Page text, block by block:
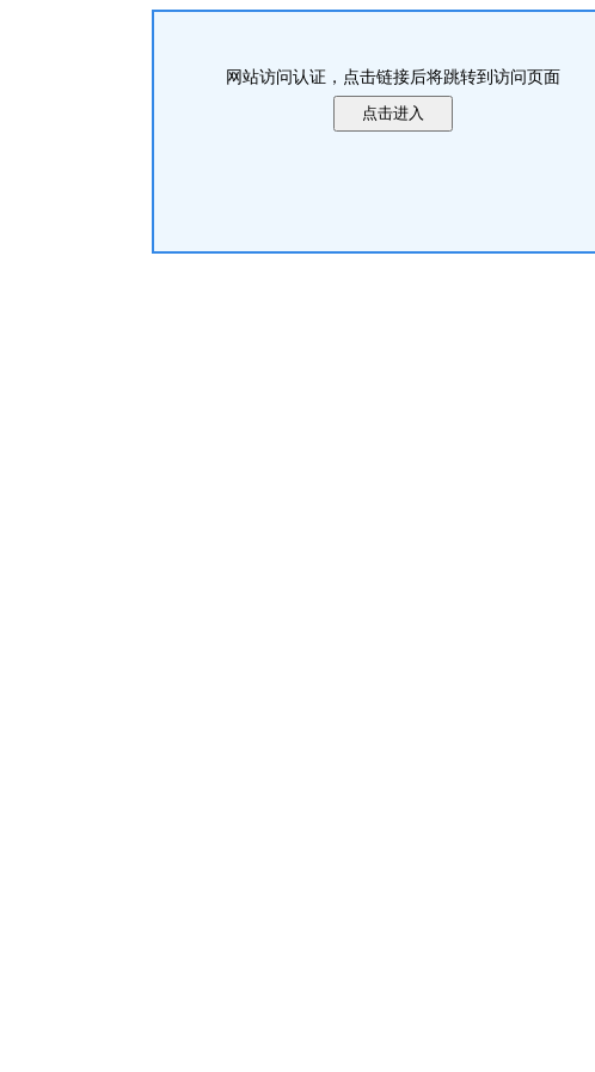
网站访问认证，点击链接后将跳转到访问页面